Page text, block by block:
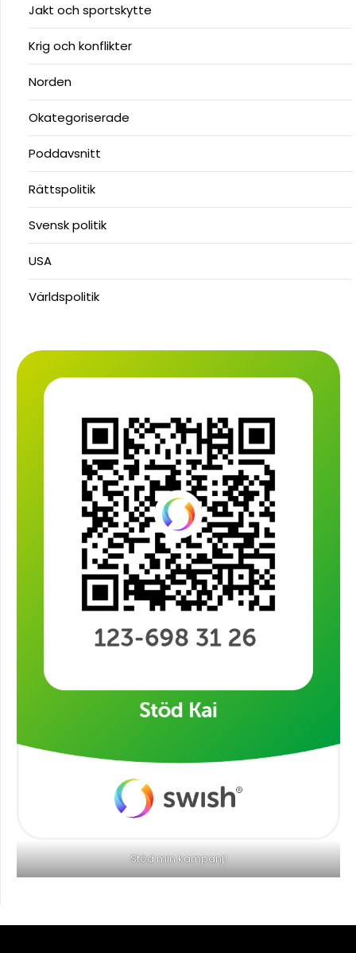
Jakt och sportskytte
Krig och konflikter
Norden
Okategoriserade
Poddavsnitt
Rättspolitik
Svensk politik
USA
Världspolitik
Stöd min kampanj!